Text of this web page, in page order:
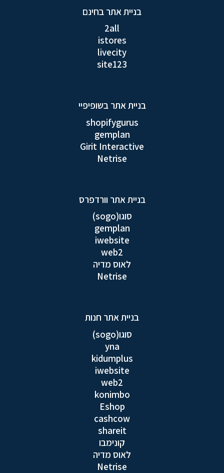
בניית אתר בחינם
2all
istores
livecity
site123
בניית אתר בשופיפיי
shopifygurus
gemplan
Girit Interactive
Netrise
בניית אתר וורדפרס
סוגו(sogo)
gemplan
iwebsite
web2
לאוס מדיה
Netrise
בניית אתר חנות
סוגו(sogo)
yna
kidumplus
iwebsite
web2
konimbo
Eshop
cashcow
shareit
קונימבו
לאוס מדיה
Netrise